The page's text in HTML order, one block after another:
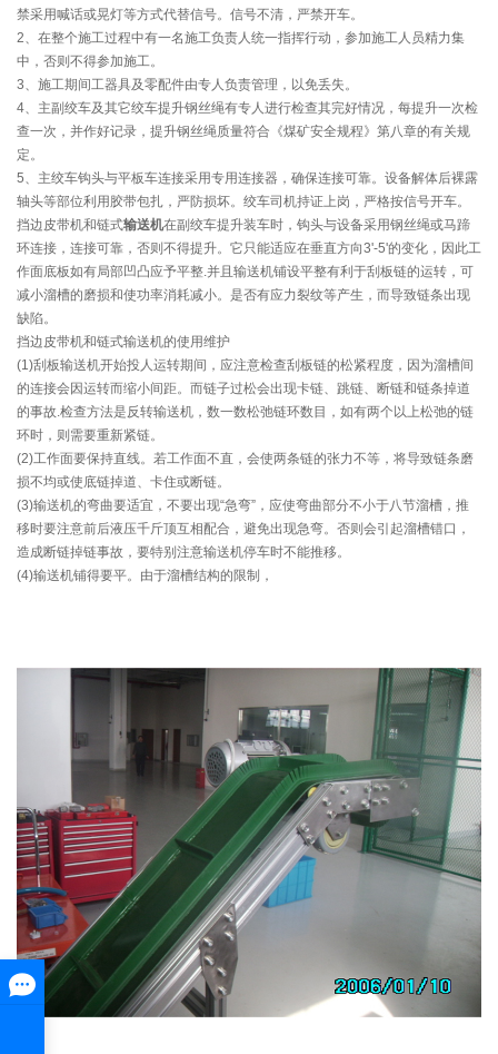
禁采用喊话或晃灯等方式代替信号。信号不清，严禁开车。
2、在整个施工过程中有一名施工负责人统一指挥行动，参加施工人员精力集
中，否则不得参加施工。
3、施工期间工器具及零配件由专人负责管理，以免丢失。
4、主副绞车及其它绞车提升钢丝绳有专人进行检查其完好情况，每提升一次检
查一次，并作好记录，提升钢丝绳质量符合《煤矿安全规程》第八章的有关规
定。
5、主绞车钩头与平板车连接采用专用连接器，确保连接可靠。设备解体后裸露
轴头等部位利用胶带包扎，严防损坏。绞车司机持证上岗，严格按信号开车。
挡边皮带机和链式输送机在副绞车提升装车时，钩头与设备采用钢丝绳或马蹄
环连接，连接可靠，否则不得提升。它只能适应在垂直方向3'-5'的变化，因此工
作面底板如有局部凹凸应予平整.并且输送机铺设平整有利于刮板链的运转，可
减小溜槽的磨损和使功率消耗减小。是否有应力裂纹等产生，而导致链条出现
缺陷。
挡边皮带机和链式输送机的使用维护
(1)刮板输送机开始投人运转期间，应注意检查刮板链的松紧程度，因为溜槽间
的连接会因运转而缩小间距。而链子过松会出现卡链、跳链、断链和链条掉道
的事故.检查方法是反转输送机，数一数松弛链环数目，如有两个以上松弛的链
环时，则需要重新紧链。
(2)工作面要保持直线。若工作面不直，会使两条链的张力不等，将导致链条磨
损不均或使底链掉道、卡住或断链。
(3)输送机的弯曲要适宜，不要出现“急弯”，应使弯曲部分不小于八节溜槽，推
移时要注意前后液压千斤顶互相配合，避免出现急弯。否则会引起溜槽错口，
造成断链掉链事故，要特别注意输送机停车时不能推移。
(4)输送机铺得要平。由于溜槽结构的限制，